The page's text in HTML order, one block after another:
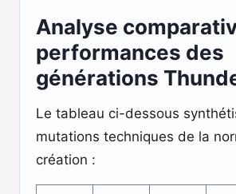
Analyse
performances des
générations
Le tableau ci-dessous
mutations techniques de la
création :